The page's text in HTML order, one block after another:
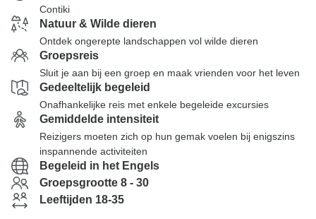
Contiki
Natuur & Wilde dieren
Ontdek ongerepte landschappen vol wilde dieren
Groepsreis
Sluit je aan bij een groep en maak vrienden voor het leven
Gedeeltelijk begeleid
Onafhankelijke reis met enkele begeleide excursies
Gemiddelde intensiteit
Reizigers moeten zich op hun gemak voelen bij enigszins
inspannende activiteiten
Begeleid in het Engels
Groepsgrootte 8 - 30
Leeftijden 18-35